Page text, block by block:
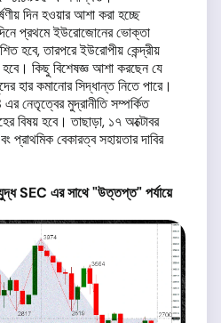
দিন হওয়ার আশা করা হচ্ছে
প্রথমে ইউরোজোনের ভোক্তা
হবে, তারপরে ইউরোপীয় কেন্দ্রীয়
কিছু বিশেষজ্ঞ আশা করছেন যে
হার কমানোর সিদ্ধান্ত নিতে পারে।
নেতৃত্বের মুদ্রানীতি সম্পর্কিত
বিষয় হবে। তাছাড়া, ১৭ অক্টোবর
প্রাথমিক বেকারত্ব সহায়তার দাবির
যুদ্ধ SEC এর সাথে "উত্তপ্ত" পর্যায়ে